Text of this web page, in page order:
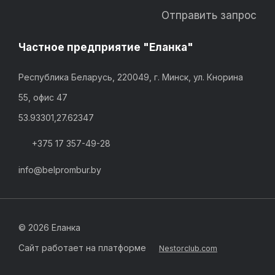
Отправить запрос
Частное предприятие "Еланка"
Республика Беларусь, 220049, г. Минск, ул. Кнорина
55, офис 47
53.93301,27.62347
+375 17 357-49-28
info@belprombur.by
© 2026 Еланка
Сайт работает на платформе
Nestorclub.com